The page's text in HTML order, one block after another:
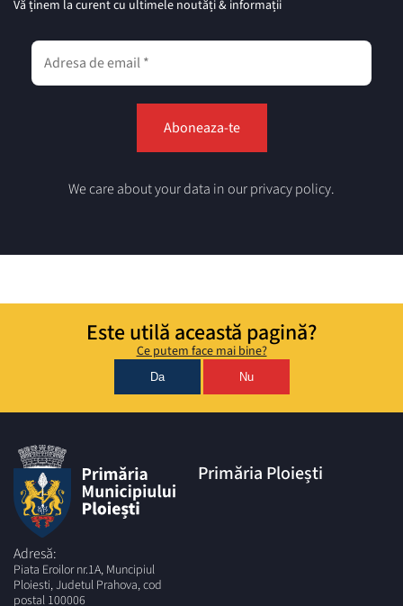
Vă ținem la curent cu ultimele noutăți & informații
We care about your data in our privacy policy.
Este utilă această pagină?
Ce putem face mai bine?
Da Nu
Adresă:
Piata Eroilor nr.1A, Muncipiul
Ploiesti, Judetul Prahova, cod
postal 100006
Primăria Ploiești